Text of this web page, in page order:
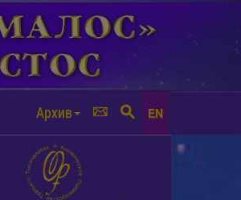
Архив EN